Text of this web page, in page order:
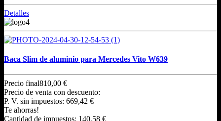
Detalles
Baca Slim de aluminio para Mercedes Vito W639
Precio final810,00 €
Precio de venta con descuento:
P. V. sin impuestos: 669,42 €
Te ahorras!
Cantidad de impuestos: 140,58 €